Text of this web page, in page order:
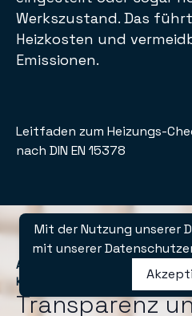
Werkszustand. Das
Heizkosten und
Leitfaden zum Heizungs-
nach DIN EN 15378
Ablauf und Inhalte: Wir prüfen
Komponenten Ihrer
Transparenz
Mit der Nutzung unserer
mit unserer